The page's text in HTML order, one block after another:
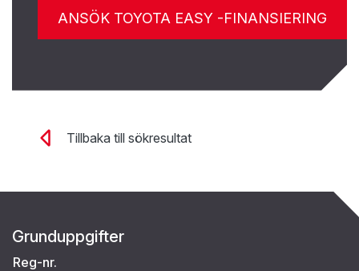
Tillbaka till sökresultat
Grunduppgifter
Reg-nr.